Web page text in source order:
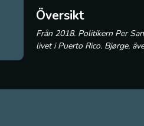
Översikt
Från 2018. Politikern Per
livet i Puerto Rico. Bjørge,